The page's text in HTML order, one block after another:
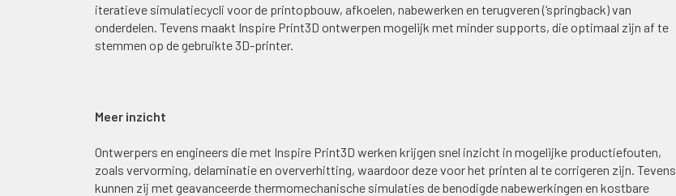
iteratieve simulatiecycli voor de printopbouw, afkoelen, nabewerken en terugveren (‘springback) van
onderdelen. Tevens maakt Inspire Print3D ontwerpen mogelijk met minder supports, die optimaal zijn af te
stemmen op de gebruikte 3D-printer.
Meer inzicht
Ontwerpers en engineers die met Inspire Print3D werken krijgen snel inzicht in mogelijke productiefouten,
zoals vervorming, delaminatie en oververhitting, waardoor deze voor het printen al te corrigeren zijn. Tevens
kunnen zij met geavanceerde thermomechanische simulaties de benodigde nabewerkingen en kostbare